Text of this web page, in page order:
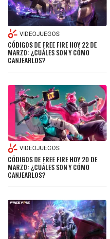
VIDEOJUEGOS
CÓDIGOS DE FREE FIRE HOY 22 DE
MARZO: ¿CUÁLES SON Y CÓMO
CANJEARLOS?
VIDEOJUEGOS
CÓDIGOS DE FREE FIRE HOY 20 DE
MARZO: ¿CUÁLES SON Y CÓMO
CANJEARLOS?